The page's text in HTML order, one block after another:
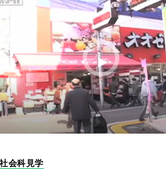
会科見学